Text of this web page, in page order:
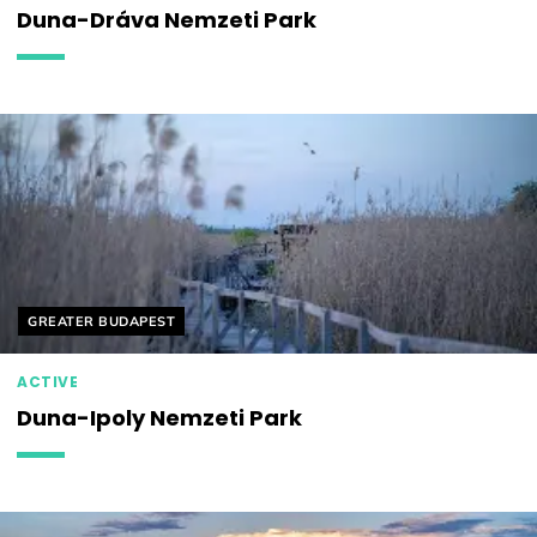
Duna-Dráva Nemzeti Park
Helyszín címkék:
GREATER BUDAPEST
ACTIVE
Duna-Ipoly Nemzeti Park